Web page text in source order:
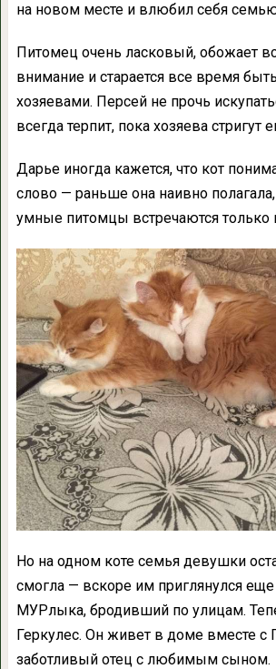
на новом месте и влюбил себя
Питомец очень ласковый, обожает
внимание и старается все время
хозяевами. Персей не прочь
всегда терпит, пока хозяева стригут
Дарье иногда кажется, что кот
слово — раньше она наивно полагала,
умные питомцы встречаются только
Но на одном коте семья девушки
смогла — вскоре им приглянулся
МУРлыка, бродивший по улицам.
Геркулес. Он живет в доме вместе с
заботливый отец с любимым сыном.